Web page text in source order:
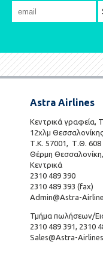
Astra Airlines
Κεντρικά γραφεία,
12χλμ
Τ.Κ. 57001, Τ.Θ. 608
Θέρμη
Κεντρικά
2310 489 390
2310 489 393 (fax)
Admin@Astra-
Τμήμα πωλήσεων/
2310 489 391, 2310
Sales@Astra-